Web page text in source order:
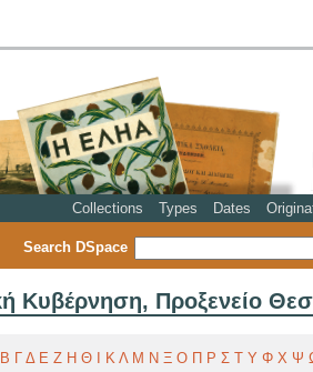
Collections Types Dates
Search DSpace
Προξενείο
Β Γ Δ Ε Ζ Η Θ Κ Λ Μ Ν Ξ Ο Π Ρ Σ Τ Υ Φ Χ Ψ